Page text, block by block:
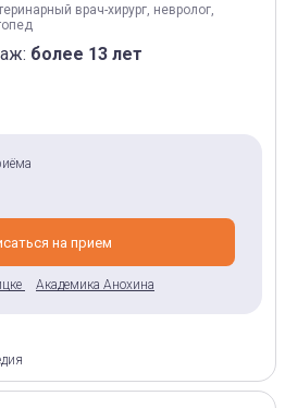
врач-хирург, невролог,
более 13 лет
на прием
Академика Анохина